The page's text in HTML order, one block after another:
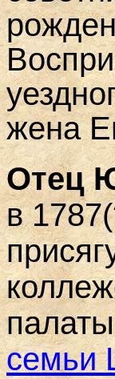
жена
Отец
в
семьи